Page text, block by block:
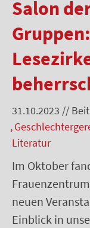
Salon
31.10.2023 //
Literatur
Im Oktober
neuen
Einblick in